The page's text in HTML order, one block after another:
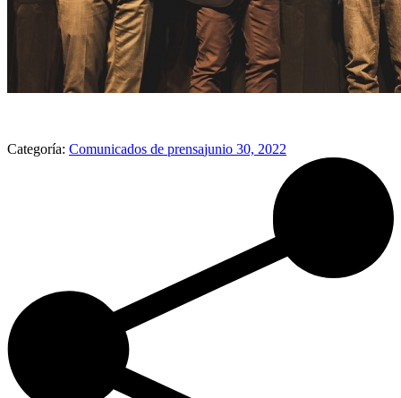
Categoría: Comunicados de prensajunio 30, 2022